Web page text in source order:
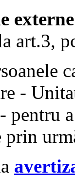
art.3,
care
-
pentru
prin